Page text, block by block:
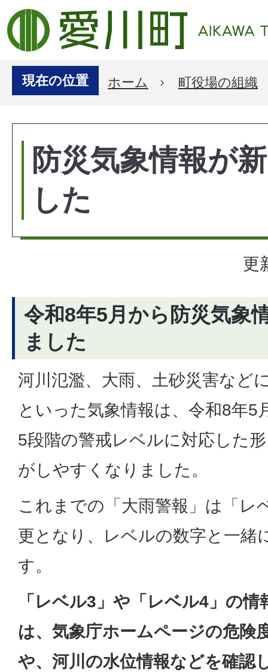
現在の位置 ホーム 町役場の組織
防災気象情報が
した
更
令和8年5月から防災気象
ました
河川氾濫、大雨、土砂災害など
といった気象情報は、令和8年5
5段階の警戒レベルに対応した
がしやすくなりました。
これまでの「大雨警報」は「レ
更となり、レベルの数字と一緒
す。
「レベル3」や「レベル4」の
は、気象庁ホームページの危険
や、河川の水位情報などを確認